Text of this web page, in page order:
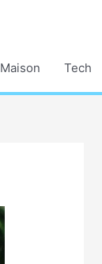
Maison Tech